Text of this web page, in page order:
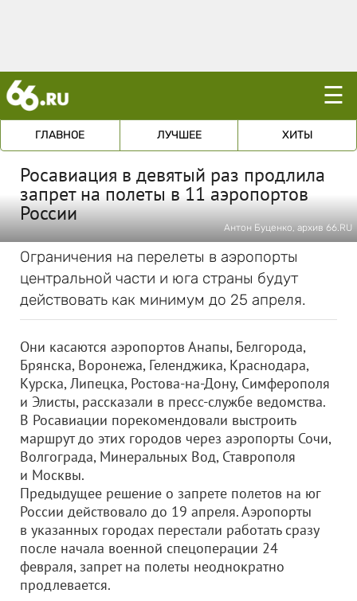
☰
ГЛАВНОЕ ЛУЧШЕЕ ХИТЫ
Росавиация в девятый раз продлила
запрет на полеты в 11 аэропортов
России
Антон Буценко, архив 66.RU
Ограничения на перелеты в аэропорты
центральной части и юга страны будут
действовать как минимум до 25 апреля.
Они касаются аэропортов Анапы, Белгорода,
Брянска, Воронежа, Геленджика, Краснодара,
Курска, Липецка, Ростова-на-Дону, Симферополя
и Элисты, рассказали в пресс-службе ведомства.
В Росавиации порекомендовали выстроить
маршрут до этих городов через аэропорты Сочи,
Волгограда, Минеральных Вод, Ставрополя
и Москвы.
Предыдущее решение о запрете полетов на юг
России действовало до 19 апреля. Аэропорты
в указанных городах перестали работать сразу
после начала военной спецоперации 24
февраля, запрет на полеты неоднократно
продлевается.